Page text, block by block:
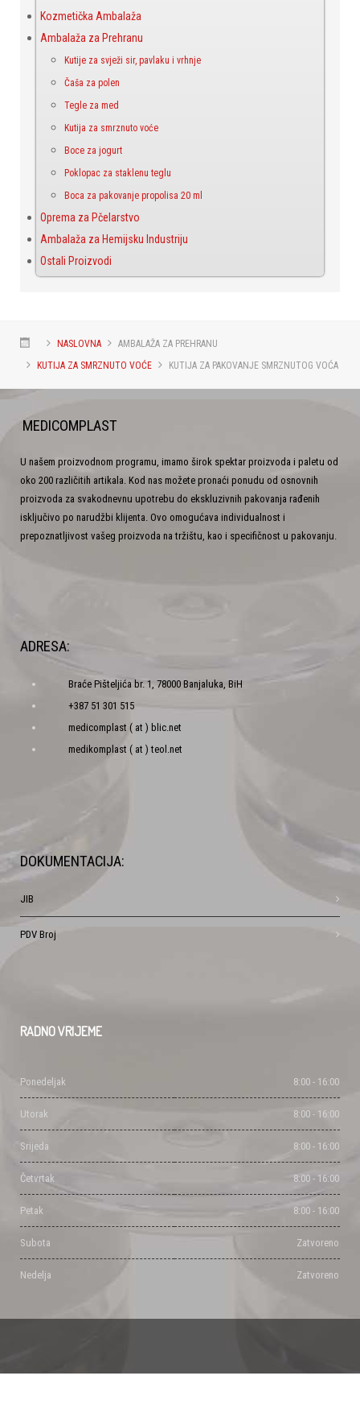
Kozmetička Ambalaža
Ambalaža za Prehranu
Kutije za svježi sir, pavlaku i vrhnje
Čaša za polen
Tegle za med
Kutija za smrznuto voće
Boce za jogurt
Poklopac za staklenu teglu
Boca za pakovanje propolisa 20 ml
Oprema za Pčelarstvo
Ambalaža za Hemijsku Industriju
Ostali Proizvodi
NASLOVNA
AMBALAŽA ZA PREHRANU
KUTIJA ZA SMRZNUTO VOĆE
KUTIJA ZA PAKOVANJE SMRZNUTOG VOĆA
MEDICOMPLAST
U našem proizvodnom programu, imamo širok spektar proizvoda i paletu od
oko 200 različitih artikala. Kod nas možete pronaći ponudu od osnovnih
proizvoda za svakodnevnu upotrebu do ekskluzivnih pakovanja rađenih
isključivo po narudžbi klijenta. Ovo omogućava individualnost i
prepoznatljivost vašeg proizvoda na tržištu, kao i specifičnost u pakovanju.
ADRESA:
Braće Pišteljića br. 1, 78000 Banjaluka, BiH
+387 51 301 515
medicomplast ( at ) blic.net
medikomplast ( at ) teol.net
DOKUMENTACIJA:
JIB
PDV Broj
RADNOVRIJEME
Ponedeljak 8:00 - 16:00
Utorak 8:00 - 16:00
Srijeda 8:00 - 16:00
Četvrtak 8:00 - 16:00
Petak 8:00 - 16:00
Subota Zatvoreno
Nedelja Zatvoreno